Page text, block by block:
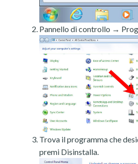
Pannello di controllo →
Trova il programma che
premi Disinstalla.